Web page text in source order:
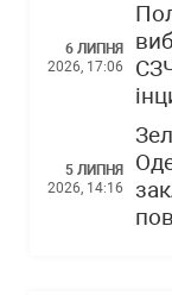
6 ЛИПНЯ
2026, 17:06
5 ЛИПНЯ
2026, 14:16